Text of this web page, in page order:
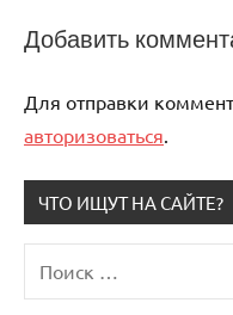
Добавить
Для отправки
авторизоваться
ЧТО ИЩУТ НА САЙТЕ?
для: